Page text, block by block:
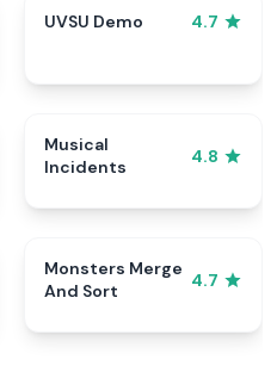
UVSU Demo 4.7
Musical
Incidents
4.8
Monsters Merge
And Sort
4.7